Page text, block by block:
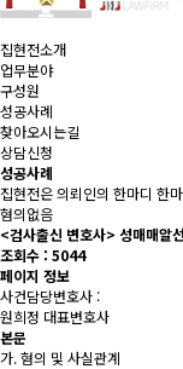
집현전소개
업무분야
구성원
성공사례
찾아오시는길
상담신청
성공사례
집현전은 의뢰인의 한마디 한
혐의없음
<검사출신 변호사> 성매매알
조회수 : 5044
페이지 정보
사건담당변호사 :
원희정 대표변호사
본문
가. 혐의 및 사실관계